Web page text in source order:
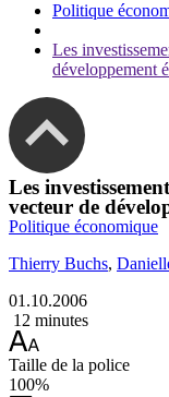
Politique
Les
développement
Les
vecteur de
Politique économique
Thierry Buchs,
01.10.2006
12 minutes
Taille de la police
100%